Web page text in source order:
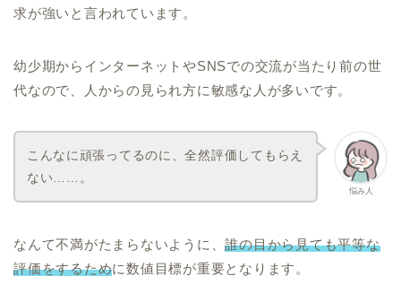
求が強いと言われています。
幼少期からインターネットやSNSでの交流が当たり前の世
代なので、人からの見られ方に敏感な人が多いです。
悩み人
こんなに頑張ってるのに、全然評価してもらえ
ない……。
なんて不満がたまらないように、誰の目から見ても平等な
評価をするために数値目標が重要となります。